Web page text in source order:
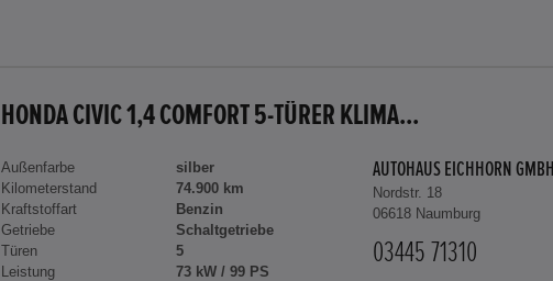
HONDA CIVIC 1,4 COMFORT 5-TÜRER KLIMA...
Außenfarbe
silber
Kilometerstand
74.900 km
Kraftstoffart
Benzin
Getriebe
Schaltgetriebe
Türen
5
Leistung
73 kW / 99 PS
AUTOHAUS EICHHORN GMBH
Nordstr. 18
06618 Naumburg
03445 71310